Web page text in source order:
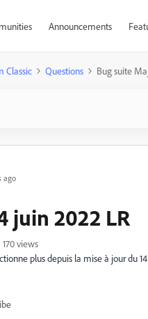
Announcements
Classic Questions Bug suite
ago
juin 2022 LR
170 views
plus depuis la mise à jour du